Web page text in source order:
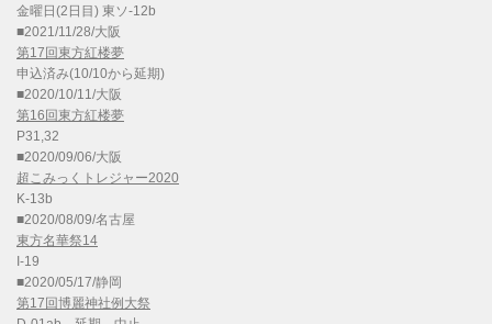
金曜日(2日目) 東ソ-12b
■2021/11/28/大阪
第17回東方紅楼夢
申込済み(10/10から延期)
■2020/10/11/大阪
第16回東方紅楼夢
P31,32
■2020/09/06/大阪
超こみっくトレジャー2020
K-13b
■2020/08/09/名古屋
東方名華祭14
I-19
■2020/05/17/静岡
第17回博麗神社例大祭